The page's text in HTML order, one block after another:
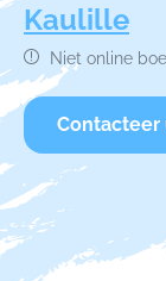
Kaulille
Niet online
Contacteer